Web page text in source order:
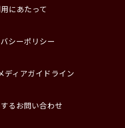
にあたって
シーポリシー
ディアガイドライン
るお問い合わせ